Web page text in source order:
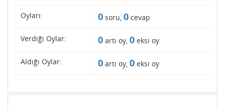
Oyları: 0 soru, 0 cevap
Verdiği Oylar: 0 artı oy, 0 eksi oy
Aldığı Oylar: 0 artı oy, 0 eksi oy